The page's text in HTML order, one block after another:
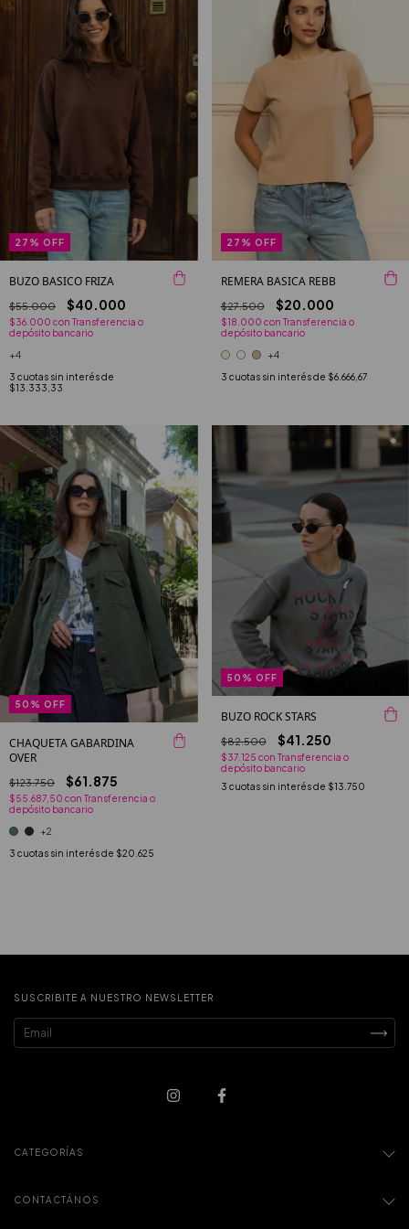
27 % OFF
BUZO BASICO FRIZA
$55.000 $40.000
$36.000 con Transferencia o
depósito bancario
+4
3 cuotas sin interés de
$13.333,33
27 % OFF
REMERA BASICA REBB
$27.500 $20.000
$18.000 con Transferencia o
depósito bancario
+4
3 cuotas sin interés de $6.666,67
50 % OFF
CHAQUETA GABARDINA
OVER
$123.750 $61.875
$55.687,50 con Transferencia o
depósito bancario
+2
3 cuotas sin interés de $20.625
50 % OFF
BUZO ROCK STARS
$82.500 $41.250
$37.125 con Transferencia o
depósito bancario
3 cuotas sin interés de $13.750
SUSCRIBITE A NUESTRO NEWSLETTER
CATEGORÍAS
CONTACTÁNOS